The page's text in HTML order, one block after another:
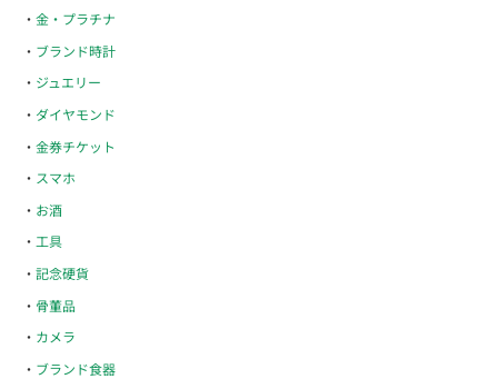
金・プラチナ
ブランド時計
ジュエリー
ダイヤモンド
金券チケット
スマホ
お酒
工具
記念硬貨
骨董品
カメラ
ブランド食器